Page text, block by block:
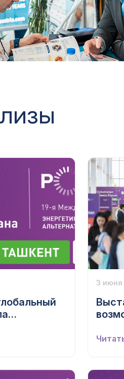
мероприятий
in
Эффективное участие в
выставках
Официальный
авиаперевозчик
3 июня